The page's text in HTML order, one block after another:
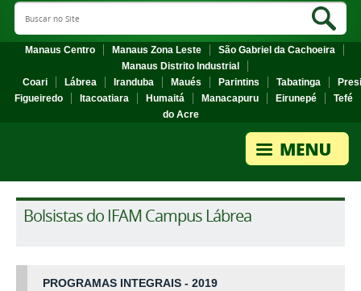
Search Site
Manaus Centro Manaus Zona Leste
São Gabriel da Cachoeira
Manaus Distrito Industrial
Coari
Lábrea Iranduba Maués Parintins Tabatinga
Figueiredo
Itacoatiara Humaitá Manacapuru Eirunepé
Tefé
do Acre
Bolsistas do IFAM Campus Lábrea
PROGRAMAS INTEGRAIS - 2019